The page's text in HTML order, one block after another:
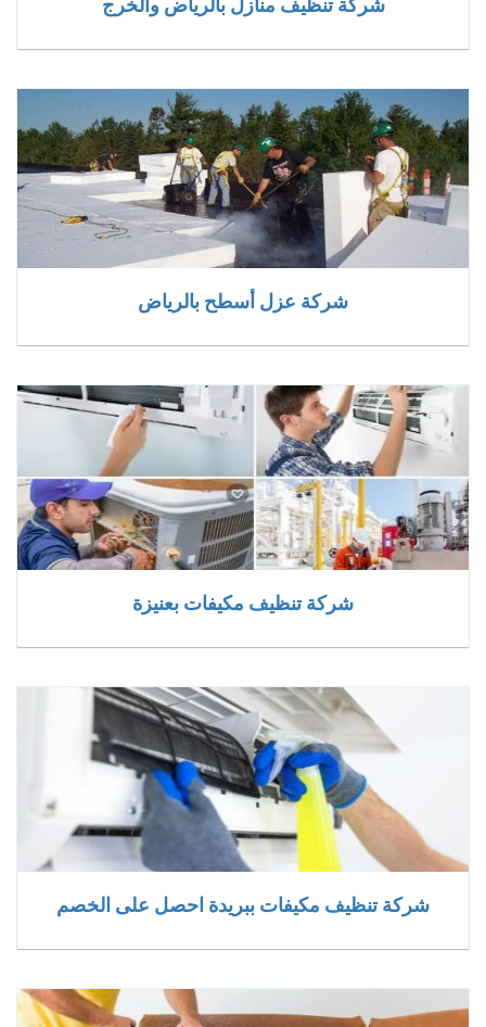
شركة تنظيف منازل بالرياض والخرج
شركة عزل أسطح بالرياض
شركة تنظيف مكيفات بعنيزة
شركة تنظيف مكيفات ببريدة احصل على الخصم